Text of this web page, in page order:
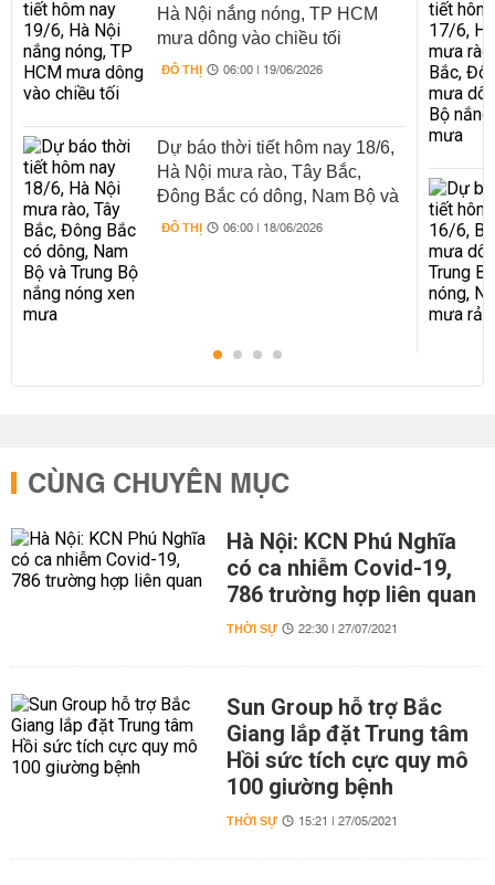
Hà Nội nắng nóng, TP HCM
mưa dông vào chiều tối
ĐÔ THỊ 06:00 | 19/06/2026
Dự báo thời tiết hôm nay 18/6,
Hà Nội mưa rào, Tây Bắc,
Đông Bắc có dông, Nam Bộ và
Trung Bộ nắng nóng xen mưa
ĐÔ THỊ 06:00 | 18/06/2026
CÙNG CHUYÊN MỤC
Hà Nội: KCN Phú Nghĩa
có ca nhiễm Covid-19,
786 trường hợp liên quan
THỜI SỰ 22:30 | 27/07/2021
Sun Group hỗ trợ Bắc
Giang lắp đặt Trung tâm
Hồi sức tích cực quy mô
100 giường bệnh
THỜI SỰ 15:21 | 27/05/2021